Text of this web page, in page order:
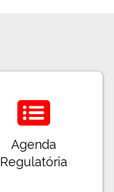
Agenda
Regulatória